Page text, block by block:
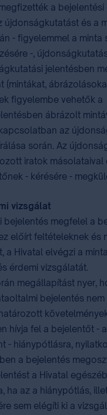
a bejelentési
újdonságkutatást és a
- figyelemmel a minta
-,
jelentésben
(mintákat,
figyelembe vehetők a
ábrázolt
az
során. Az
iratok másolataival
- kérésére -
vizsgálat
bejelentés megfelel a
előírt feltételeknek és
a Hivatal elvégzi a
érdemi vizsgálatát.
megállapítást nyer,
bejelentés
hívja fel a bejelentőt -
- hiánypótlásra,
a bejelentés
a Hivatal
ha az a hiánypótlás,
sem elégíti ki a